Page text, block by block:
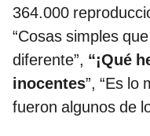
364.000
“Cosas simples
diferente”, “¡Qué
inocentes”, “Es lo
fueron algunos de